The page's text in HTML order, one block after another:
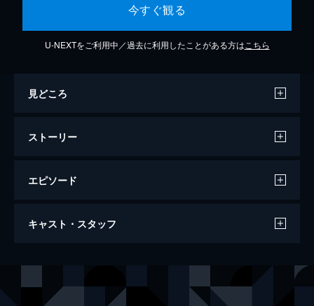
今すぐ観る
U-NEXTをご利用中／過去に利用したことがある方は こちら
見どころ
ストーリー
エピソード
フランケンシュタイン
キャスト・スタッフ
ヴィクター ケネス・ブラナー